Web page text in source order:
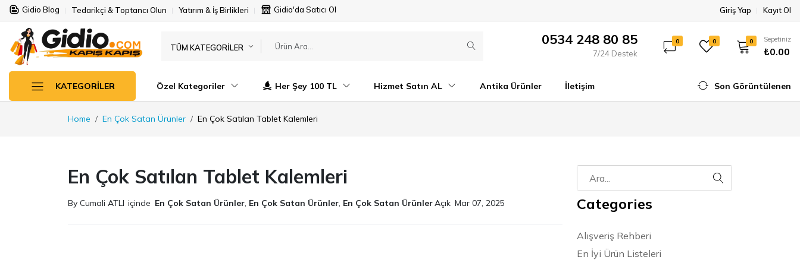
Gidio Blog Tedarikçi & Toptancı Olun Yatırım & İş Birlikleri Gidio'da Satıcı Ol Giriş Yap Kayıt Ol
TÜM KATEGORILER 0534 248 80 85
7/24 Destek
0 0 0 Sepetiniz
₺0.00
KATEGORILER Özel Kategoriler Her Şey 100 TL Hizmet Satın AL Antika Ürünler İletişim Son Görüntülenen
Home En Çok Satan Ürünler En Çok Satılan Tablet Kalemleri
En Çok Satılan Tablet Kalemleri
By Cumali ATLI içinde En Çok Satan Ürünler En Çok Satan Ürünler En Çok Satan ÜrünlerAçık Mar 07, 2025 Categories
Alışveriş Rehberi
En İyi Ürün Listeleri